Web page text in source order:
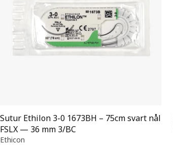
Sutur Ethilon 3-0 1673BH – 75cm svart nål
FSLX — 36 mm 3/BC
Ethicon